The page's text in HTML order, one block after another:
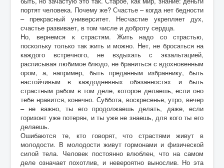
портят человека. Почему же? Счастье – когда нет бедности
– прекрасный университет. Несчастие укрепляет дух,
счастье развивает, в том числе и доброту сердца.
Но, вернемся к страстям. Жить надо со страстью,
поскольку только так жить и можно. Нет, не бросаться на
каждого встречного, не вздыхать с экзальтацией,
расписывая любимое блюдо, не браниться с вдохновенным
ором, а, например, быть преданным избраннику, быть
настойчивым в каждодневных обязанностях и быть
страстным рабом в том деле, которое делаешь, если оно
тебе нравится, конечно. Суббота, воскресенье, утро, вечер
– не важно, ты его продолжаешь делать, даже, если
горизонт уже потерян, и ты уже не знаешь, для кого ты его
делаешь.
Ошибаются те, кто говорят, что страстями живут в
молодости. В молодости живут гормонами и физической
силой тела. Человек постоянно влюблен, что на самом
деле означает похотлив, и невероятно вынослив. Но эта